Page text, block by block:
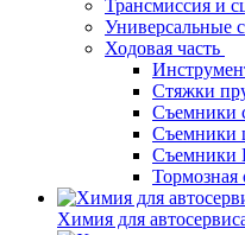
Трансмиссия и
Универсальные
Ходовая часть
Стяжки
Съемники
Съемники
Тормозная
Химия для